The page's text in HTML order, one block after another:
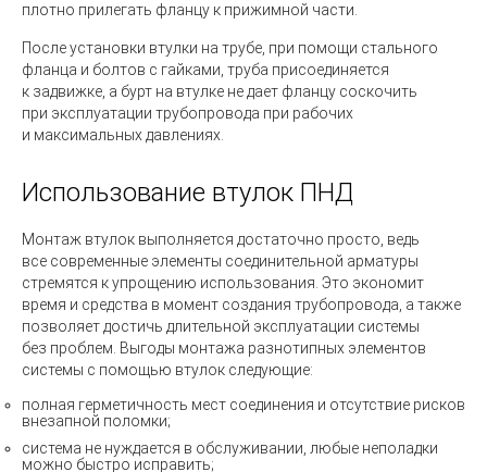
плотно прилегать фланцу к прижимной части.
После установки втулки на трубе, при помощи стального
фланца и болтов с гайками, труба присоединяется
к задвижке, а бурт на втулке не дает фланцу соскочить
при эксплуатации трубопровода при рабочих
и максимальных давлениях.
Использование втулок ПНД
Монтаж втулок выполняется достаточно просто, ведь
все современные элементы соединительной арматуры
стремятся к упрощению использования. Это экономит
время и средства в момент создания трубопровода, а также
позволяет достичь длительной эксплуатации системы
без проблем. Выгоды монтажа разнотипных элементов
системы с помощью втулок следующие:
полная герметичность мест соединения и отсутствие рисков
внезапной поломки;
система не нуждается в обслуживании, любые неполадки
можно быстро исправить;